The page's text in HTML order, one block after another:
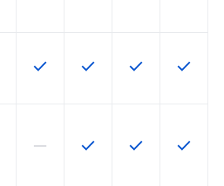
Esta función está disponible en
check Esta función está
check Esta función
check Esta
check
Esta función no está disponible en
horizontal_rule Esta función está
check Esta función
check Esta
check